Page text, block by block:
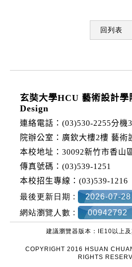
回列表
玄奘大學HCU 藝術設計
Design
連絡電話：(03)530-2255分機
院辦公室：廣欽大樓2樓 藝術
本校地址：30092新竹市香山
傳真號碼：(03)539-1251
本校招生專線：(03)539-1216
最後更新日期 :
2026-07-28
網站瀏覽人數 :
00942792
建議瀏覽器版本：IE10以上
COPYRIGHT 2016 HSUAN
RIGHTS